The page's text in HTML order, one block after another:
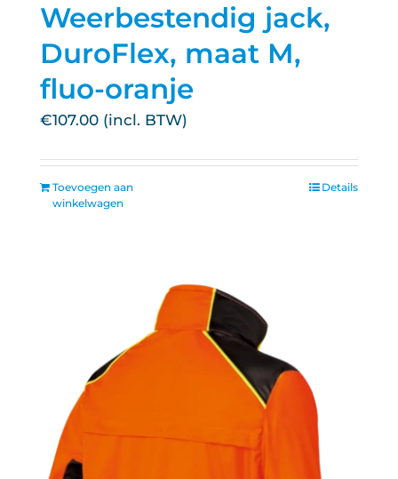
Weerbestendig jack,
DuroFlex, maat M,
fluo-oranje
€107.00
Toevoegen aan
winkelwagen
Details